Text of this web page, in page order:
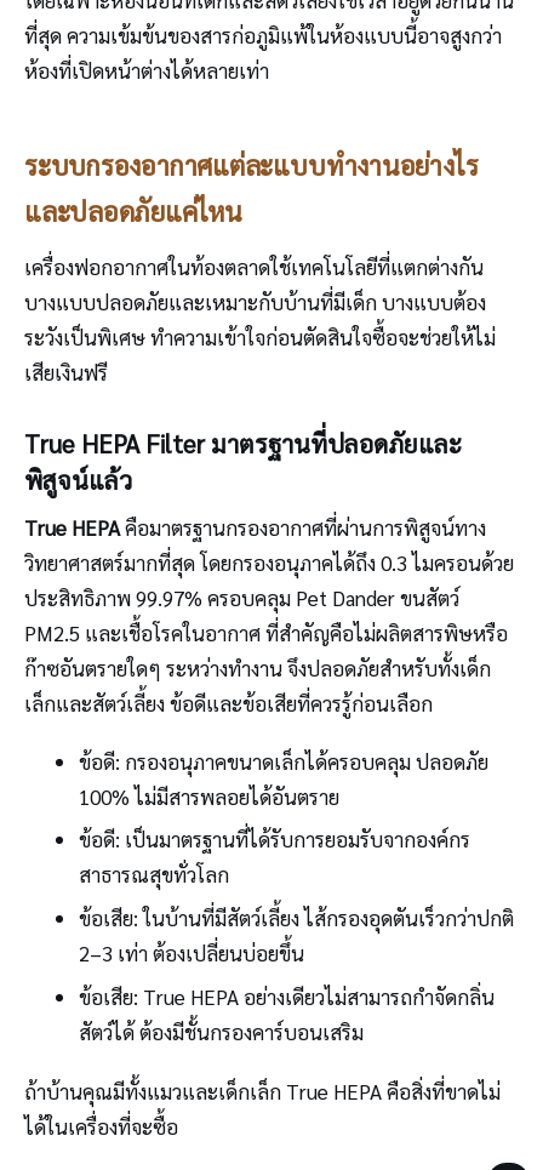
ที่สุด ความเข้มข้นของสารก่อภูมิแพ้ในห้องแบบนี้อาจสูงกว่า
ห้องที่เปิดหน้าต่างได้หลายเท่า
ระบบกรองอากาศแต่ละแบบทำงานอย่างไร
และปลอดภัยแค่ไหน
เครื่องฟอกอากาศในท้องตลาดใช้เทคโนโลยีที่แตกต่างกัน
บางแบบปลอดภัยและเหมาะกับบ้านที่มีเด็ก บางแบบต้อง
ระวังเป็นพิเศษ ทำความเข้าใจก่อนตัดสินใจซื้อจะช่วยให้ไม่
เสียเงินฟรี
True HEPA Filter มาตรฐานที่ปลอดภัยและ
พิสูจน์แล้ว
True HEPAคือมาตรฐานกรองอากาศที่ผ่านการพิสูจน์ทาง
วิทยาศาสตร์มากที่สุด โดยกรองอนุภาคได้ถึง 0.3 ไมครอนด้วย
ประสิทธิภาพ 99.97% ครอบคลุม Pet Dander ขนสัตว์
PM2.5 และเชื้อโรคในอากาศ ที่สำคัญคือไม่ผลิตสารพิษหรือ
ก๊าซอันตรายใดๆ ระหว่างทำงาน จึงปลอดภัยสำหรับทั้งเด็ก
เล็กและสัตว์เลี้ยง ข้อดีและข้อเสียที่ควรรู้ก่อนเลือก
ข้อดี: กรองอนุภาคขนาดเล็กได้ครอบคลุม ปลอดภัย
100% ไม่มีสารพลอยได้อันตราย
ข้อดี: เป็นมาตรฐานที่ได้รับการยอมรับจากองค์กร
สาธารณสุขทั่วโลก
ข้อเสีย: ในบ้านที่มีสัตว์เลี้ยง ไส้กรองอุดตันเร็วกว่าปกติ
2–3 เท่า ต้องเปลี่ยนบ่อยขึ้น
ข้อเสีย: True HEPA อย่างเดียวไม่สามารถกำจัดกลิ่น
สัตว์ได้ ต้องมีชั้นกรองคาร์บอนเสริม
ถ้าบ้านคุณมีทั้งแมวและเด็กเล็ก True HEPA คือสิ่งที่ขาดไม่
ได้ในเครื่องที่จะซื้อ